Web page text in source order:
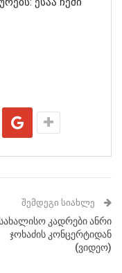
ᲨᲔᲛᲓᲔᲒᲘ ᲡᲘᲐᲮᲚᲔ
სახალისო კადრები ანრი
ჯოხაძის კონცერტიდან
(ვიდეო)